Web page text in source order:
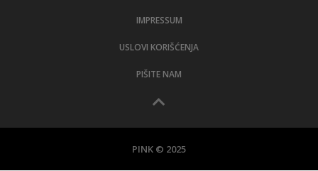
IMPRESSUM
USLOVI KORIŠĆENJA
PIŠITE NAM
PINK © 2025